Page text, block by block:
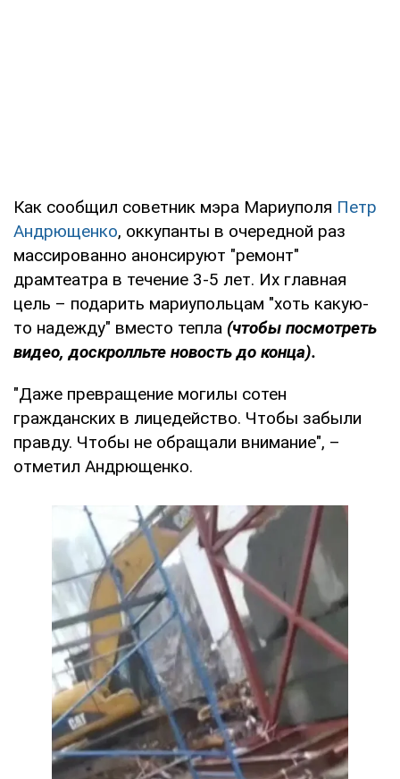
Как сообщил советник мэра Мариуполя Петр
Андрющенко, оккупанты в очередной раз
массированно анонсируют "ремонт"
драмтеатра в течение 3-5 лет. Их главная
цель – подарить мариупольцам "хоть какую-
то надежду" вместо тепла (чтобы посмотреть
видео, доскролльте новость до конца).
"Даже превращение могилы сотен
гражданских в лицедейство. Чтобы забыли
правду. Чтобы не обращали внимание", –
отметил Андрющенко.